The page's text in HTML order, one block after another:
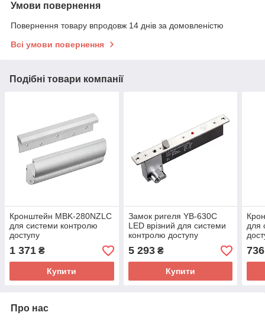
Умови повернення
Повернення товару впродовж 14 днів за домовленістю
Всі умови повернення
Подібні товари компанії
Кронштейн MBK-280NZLC
для системи контролю
доступу
1 371 ₴
Купити
Замок ригеля YB-630C
LED врізний для системи
контролю доступу
5 293₴
Купити
для
736
Про нас